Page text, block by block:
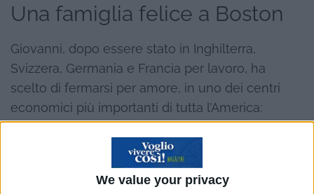
We value your privacy
Una famiglia felice a Boston
Giovanni, dopo essere stato in Inghilterra,
Svizzera, Germania e Francia per lavoro, ha
scelto di fermarsi per amore, in uno dei centri
economici più importanti di tutta l’America:
Boston, culla della cultura e della storia
americana. In questa bella città multiculturale, ha
formato una bellissima famiglia e ora, a distanza
di anni, si ritiene soddisfatto della sua scelta di